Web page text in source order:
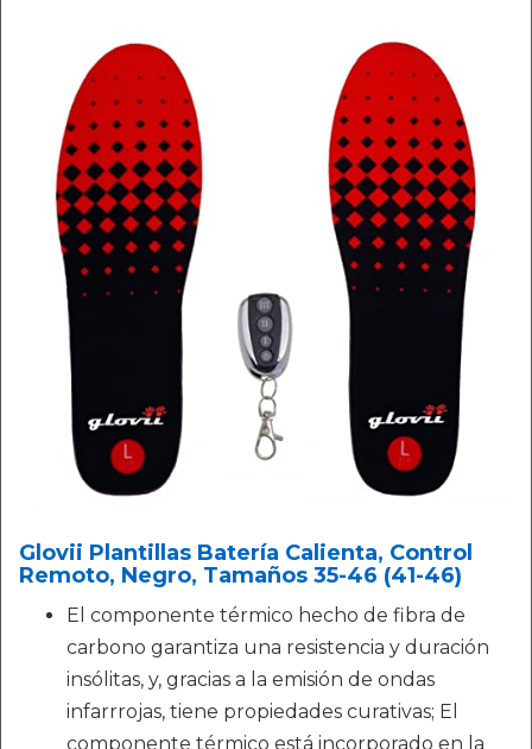
Glovii Plantillas Batería Calienta, Control
Remoto, Negro, Tamaños 35-46 (41-46)
El componente térmico hecho de fibra de
carbono garantiza una resistencia y duración
insólitas, y, gracias a la emisión de ondas
infarrrojas, tiene propiedades curativas; El
componente térmico está incorporado en la